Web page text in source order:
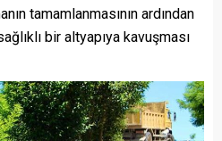
tamamlanmasının ardından
bir altyapıya kavuşması